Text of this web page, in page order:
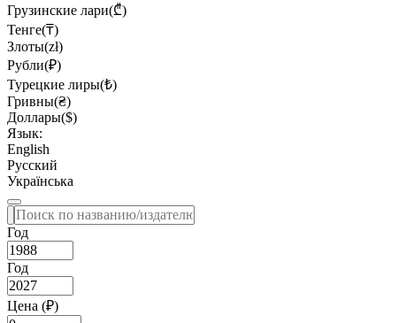
Грузинские лари(₾)
Тенге(₸)
Злоты(zł)
Рубли(₽)
Турецкие лиры(₺)
Гривны(₴)
Доллары($)
Язык:
English
Русский
Українська
Год
Год
Цена (₽)